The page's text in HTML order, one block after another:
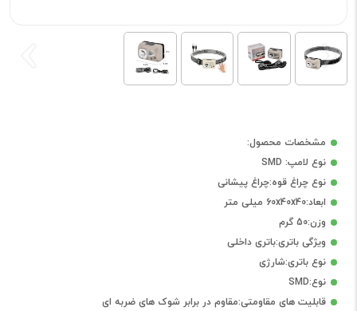
مشخصات محصول:
نوع لامپ: SMD
نوع چراغ قوه:چراغ پیشانی
ابعاد:60x40x40 میلی متر
وزن:50 گرم
ویژگی باتری:باتری داخلی
نوع باتری:شارژی
نوع:SMD
قابلیت های مقاومتی:مقاوم در برابر شوک های ضربه ای